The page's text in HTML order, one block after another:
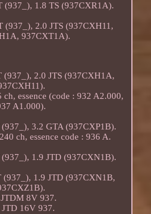
(937_), 1.8 TS (937CXR1A).
(937_), 2.0 JTS (937CXH11,
937CXT1A).
(937_), 2.0 JTS (937CXH1A,
essence (code : 932 A2.000,
A1.000).
3.2 GTA (937CXP1B).
ch, essence code : 936 A.
1.9 JTD (937CXN1B).
(937_), 1.9 JTD (937CXN1B,
8V 937.
JTD 16V 937.